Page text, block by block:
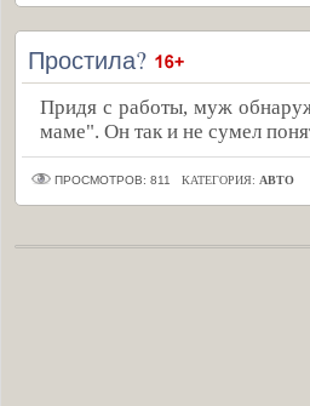
Простила?
Придя с работы, муж
маме". Он так и не сумел
ПРОСМОТРОВ: 811 КАТЕГОРИЯ: АВТО